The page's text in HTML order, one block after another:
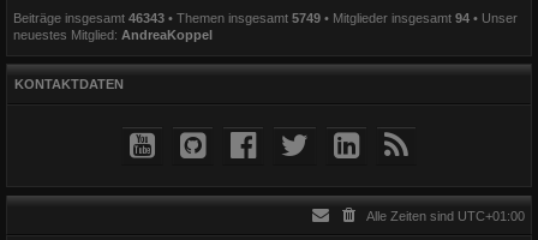
Beiträge insgesamt 46343 • Themen insgesamt 5749 • Mitglieder insgesamt 94 • Unser
neuestes Mitglied: AndreaKoppel
KONTAKTDATEN
Alle Zeiten sind UTC+01:00